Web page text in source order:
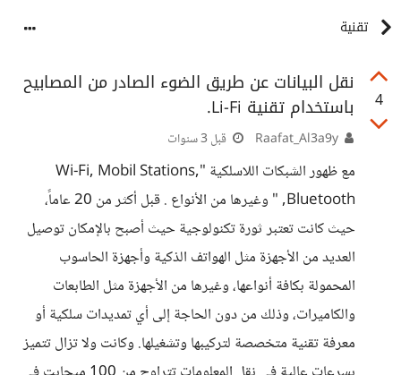
تقنية
4
نقل البيانات عن طريق الضوء الصادر من المصابيح
باستخدام تقنية Li-Fi.
قبل 3 سنوات
مع ظهور الشبكات اللاسلكية "Wi-Fi, Mobil Stations,
,Bluetooth " وغيرها من الأنواع . قبل أكثر من 20 عاماً،
حيث كانت تعتبر ثورة تكنولوجية حيث أصبح بالإمكان توصيل
العديد من الأجهزة مثل الهواتف الذكية وأجهزة الحاسوب
المحمولة بكافة أنواعها، وغيرها من الأجهزة مثل الطابعات
والكاميرات، وذلك من دون الحاجة إلى أي تمديدات سلكية أو
معرفة تقنية متخصصة لتركيبها وتشغيلها. وكانت ولا تزال تتميز